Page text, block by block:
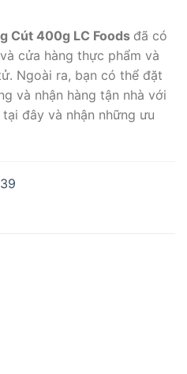
Cút 400g LC Foods đã có
cửa hàng thực phẩm và
Ngoài ra, bạn có thể đặt
và nhận hàng tận nhà với
đây và nhận những ưu